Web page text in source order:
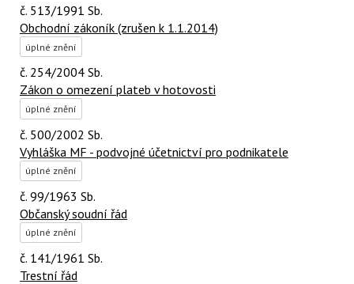
č. 513/1991 Sb.
Obchodní zákoník (zrušen k 1.1.2014)
úplné znění
č. 254/2004 Sb.
Zákon o omezení plateb v hotovosti
úplné znění
č. 500/2002 Sb.
Vyhláška MF - podvojné účetnictví pro podnikatele
úplné znění
č. 99/1963 Sb.
Občanský soudní řád
úplné znění
č. 141/1961 Sb.
Trestní řád